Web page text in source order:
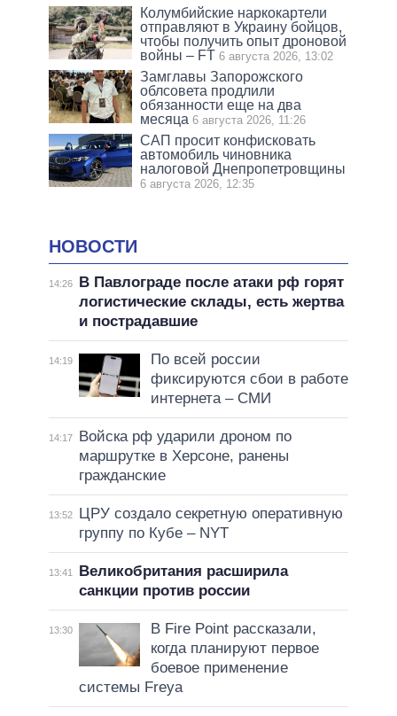
Колумбийские наркокартели
отправляют в Украину бойцов,
чтобы получить опыт дроновой
войны – FT 6 августа 2026, 13:02
Замглавы Запорожского
облсовета продлили
обязанности еще на два
месяца 6 августа 2026, 11:26
САП просит конфисковать
автомобиль чиновника
налоговой Днепропетровщины
6 августа 2026, 12:35
НОВОСТИ
14:26
В Павлограде после атаки рф горят
логистические склады, есть жертва
и пострадавшие
14:19
По всей россии
фиксируются сбои в работе
интернета – СМИ
14:17
Войска рф ударили дроном по
маршрутке в Херсоне, ранены
гражданские
13:52
ЦРУ создало секретную оперативную
группу по Кубе – NYT
13:41
Великобритания расширила
санкции против россии
13:30
В Fire Point рассказали,
когда планируют первое
боевое применение
системы Freya